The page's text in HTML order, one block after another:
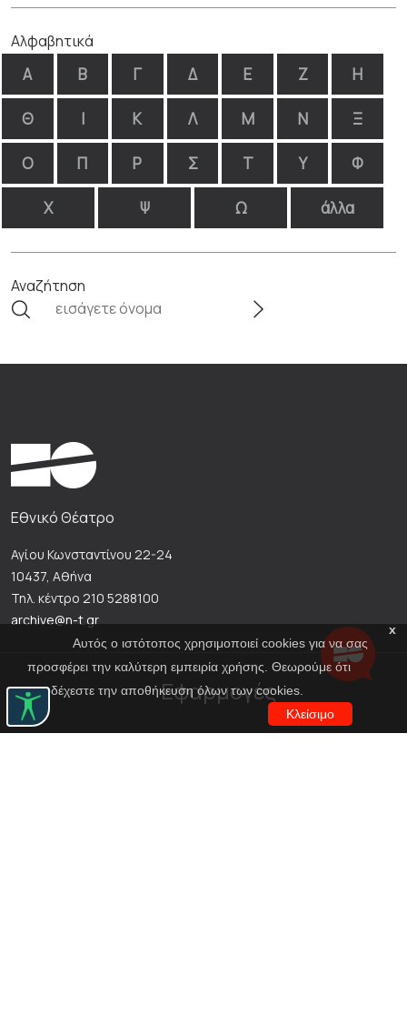
Αλφαβητικά
Α Β Γ Δ Ε Ζ Η
Θ Ι Κ Λ Μ Ν Ξ
Ο Π Ρ Σ Τ Υ Φ
Χ Ψ Ω άλλα
Αναζήτηση
x
Αυτός ο ιστότοπος χρησιμοποιεί cookies για να σας
προσφέρει την καλύτερη εμπειρία χρήσης. Θεωρούμε ότι
αποδέχεστε την αποθήκευση όλων των cookies.
Κλείσιμο
Εθνικό Θέατρο
Αγίου Κωνσταντίνου 22-24
10437, Αθήνα
Τηλ. κέντρο 210 5288100
archive@n-t.gr
Εφαρμογές